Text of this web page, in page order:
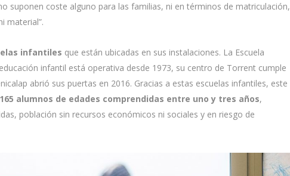
suponen coste alguno para las familias, ni en términos de matriculación,
material”.
infantiles que están ubicadas en sus instalaciones. La Escuela
infantil está operativa desde 1973, su centro de Torrent cumple
abrió sus puertas en 2016. Gracias a estas escuelas infantiles, este
165 alumnos de edades comprendidas entre uno y tres años,
población sin recursos económicos ni sociales y en riesgo de